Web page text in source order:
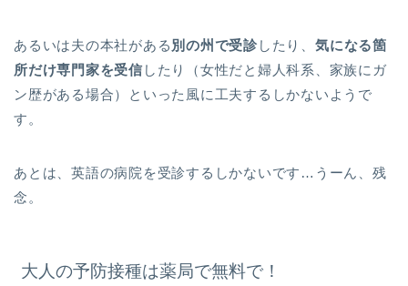
あるいは夫の本社がある別の州で受診 したり、 気になる箇
所だけ専門家を受信したり（女性だと婦人科系、家族にガ
ン歴がある場合）といった風に工夫するしかないようで
す。
あとは、英語の病院を受診するしかないです…うーん、残
念。
大人の予防接種は薬局で無料で！